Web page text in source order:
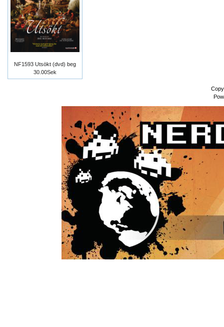
NF1593 Utsökt (dvd) beg
30.00Sek